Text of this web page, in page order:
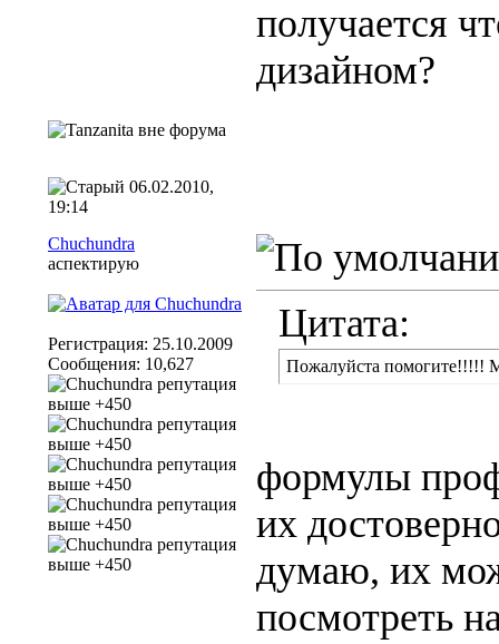
получается
дизайном?
06.02.2010,
19:14
Chuchundra
аспектирую
Регистрация: 25.10.2009
Сообщения: 10,627
Цитата:
Пожалуйста помогите!!!!!
формулы
их
думаю, их
посмотреть